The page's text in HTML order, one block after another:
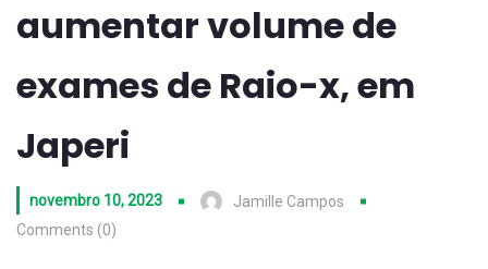
aumentar volume de
exames de Raio-x, em
Japeri
novembro 10, 2023
Jamille Campos
Comments (0)